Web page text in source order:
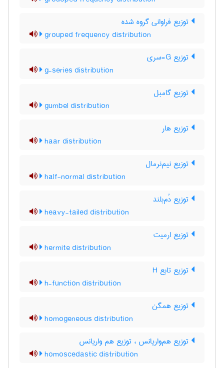
توزیع فراوانی گروه شده
grouped frequency distribution
توزیع G-سری
g-series distribution
توزیع گامبل
gumbel distribution
توزیع هار
haar distribution
توزیع نیم‌نرمال
half-normal distribution
توزیع دُم‌بلند
heavy-tailed distribution
توزیع ارمیت
hermite distribution
توزیع تابع H
h-function distribution
توزیع همگن
homogeneous distribution
توزیع هم‌واریانس ، توزیع هم واریانس
homoscedastic distribution